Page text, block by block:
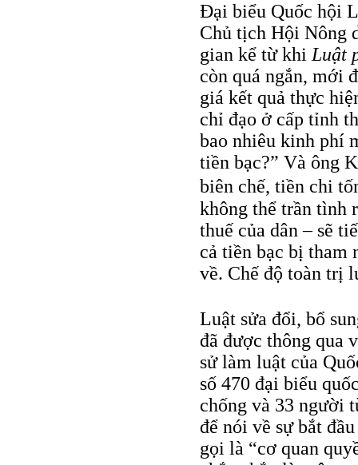
Đại biểu Quốc hội
Chủ tịch Hội Nông
gian kể từ khiLuật
còn quá ngắn, mới
giá kết quả thực
chỉ đạo ở cấp tỉnh
bao nhiêu kinh phí
tiền bạc?” Và ông
biên chế, tiền chi
không thể trần tình
thuế của dân – sẽ
cả tiền bạc bị tham
về. Chế độ toàn trị
Luật sửa đổi, bổ
đã được thông qua
sử làm luật của
số 470 đại biểu
chống và 33 người
để nói về sự bắt
gọi là “cơ quan